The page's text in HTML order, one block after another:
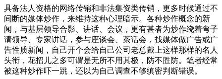
具备法人资格的网络传销和非法集资类传销，更多时候通过不
间断的媒体炒作，来维持这种心理暗示。各种炒作概念的新
闻，与基层领导合影、讲话、会议，更有甚者为炒作绕着弯子
请领导、专家讲话，参与座谈会、茶话会，找媒体做广告或广
告性质新闻，自己开个会给自己公司老总戴上这样那样的名人
头衔，花招儿之多可谓是无所不用其极，防不胜防。笔者经常
被这种炒作吓一跳，还以为自己调查不够缜密判断错误。